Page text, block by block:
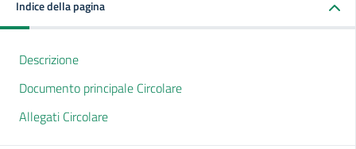
Indice della pagina
Descrizione
Documento principale Circolare
Allegati Circolare